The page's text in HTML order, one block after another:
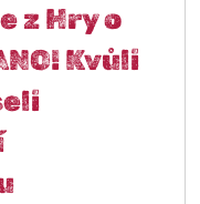
z Hry o
Kvůli